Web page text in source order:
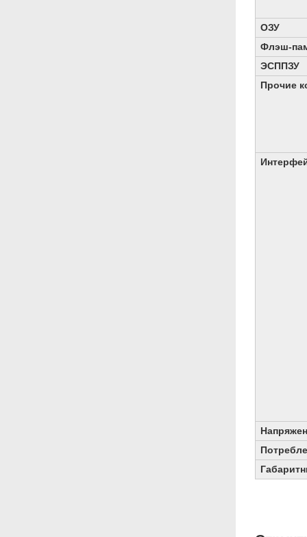
ОЗУ
Флэш-
ЭСППЗУ
Прочие